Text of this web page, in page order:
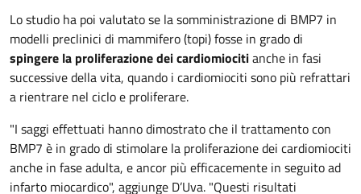
Lo studio ha poi valutato se la somministrazione di BMP7 in
modelli preclinici di mammifero (topi) fosse in grado di
spingere la proliferazione dei cardiomiocitianche in fasi
successive della vita, quando i cardiomiociti sono più refrattari
a rientrare nel ciclo e proliferare.
"I saggi effettuati hanno dimostrato che il trattamento con
BMP7 è in grado di stimolare la proliferazione dei cardiomiociti
anche in fase adulta, e ancor più efficacemente in seguito ad
infarto miocardico", aggiunge D’Uva. "Questi risultati